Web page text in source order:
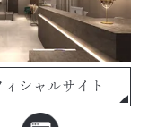
ィシャルサイト